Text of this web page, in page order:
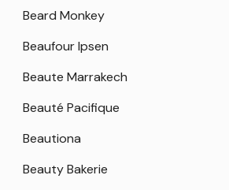
Beard Monkey
Beaufour Ipsen
Beaute Marrakech
Beauté Pacifique
Beautiona
Beauty Bakerie